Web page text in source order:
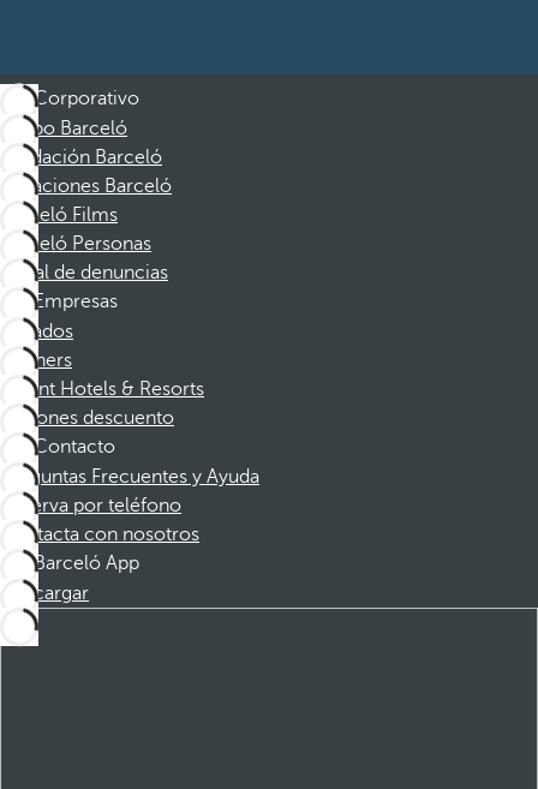
Corporativo
Grupo Barceló
Fundación Barceló
Vacaciones Barceló
Barceló Films
Barceló Personas
Canal de denuncias
Empresas
Afiliados
Partners
Dorint Hotels & Resorts
Cupones descuento
Contacto
Preguntas Frecuentes y Ayuda
Reserva por teléfono
Contacta con nosotros
Barceló App
Descargar